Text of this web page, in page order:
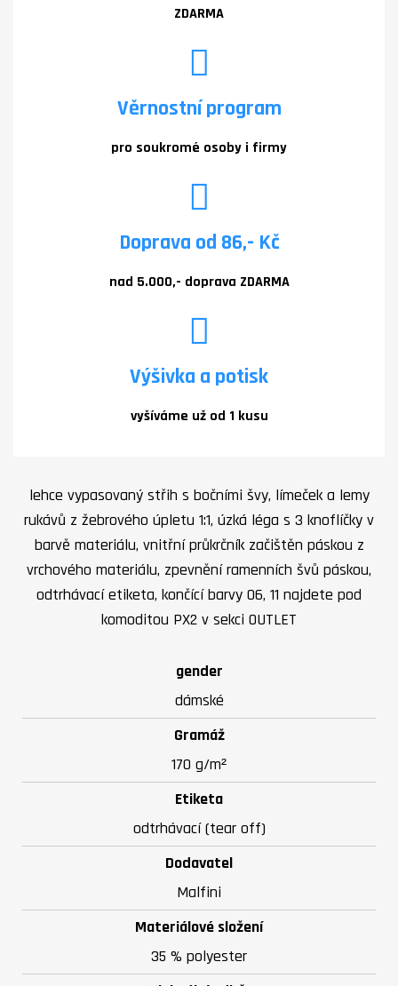
ZDARMA
Věrnostní program
pro soukromé osoby i firmy
Doprava od 86,- Kč
nad 5.000,- doprava ZDARMA
Výšivka a potisk
vyšíváme už od 1 kusu
lehce vypasovaný střih s bočními švy, límeček a lemy
rukávů z žebrového úpletu 1:1, úzká léga s 3 knoflíčky v
barvě materiálu, vnitřní průkrčník začištěn páskou z
vrchového materiálu, zpevnění ramenních švů páskou,
odtrhávací etiketa, končící barvy 06, 11 najdete pod
komoditou PX2 v sekci OUTLET
gender
dámské
Gramáž
170 g/m²
Etiketa
odtrhávací (tear off)
Dodavatel
Malfini
Materiálové složení
35 % polyester